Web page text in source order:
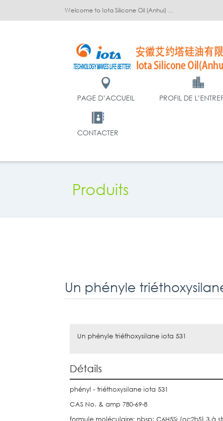
Welcome to Iota Silicone Oil (Anhui) Co., Ltd.!
PAGE D’ACCUEIL PROFIL DE
CONTACTER
Produits
Un phényle
Un phényle triéthoxysilane iota 531
Détails
phényl - triéthoxysilane iota 531
CAS No. & amp 780-69-8
formule moléculaire; nbsp; C6H5Si (oc2h5) 3 à